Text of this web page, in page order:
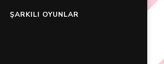
ŞARKILI OYUNLAR